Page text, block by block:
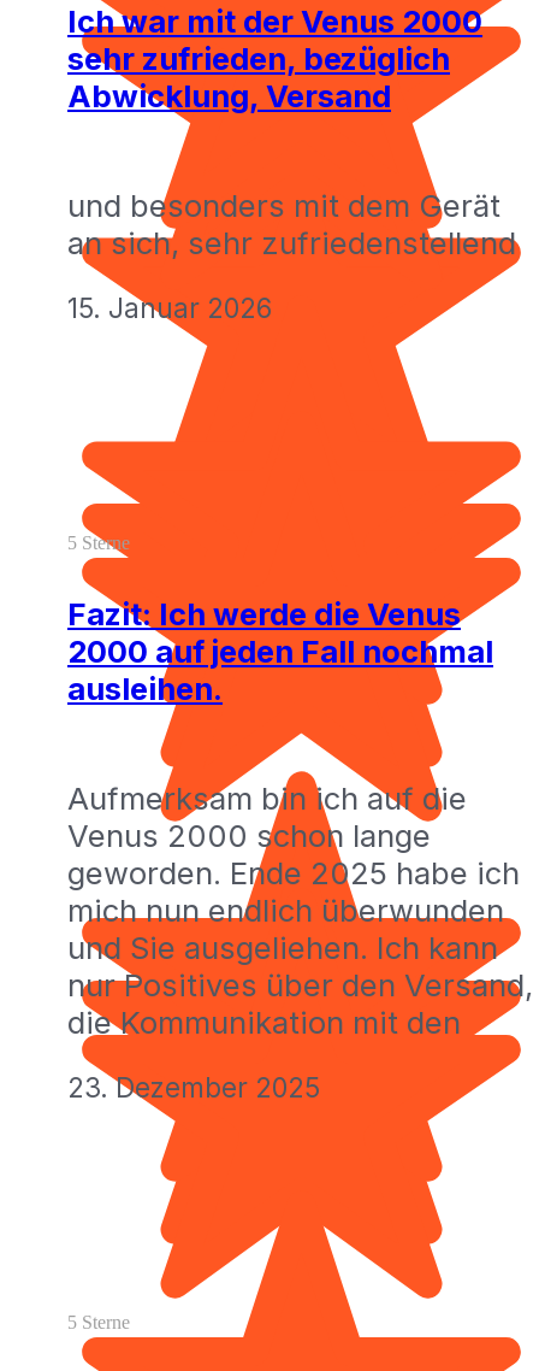
Ich war mit der Venus 2000
sehr zufrieden, bezüglich
Abwicklung, Versand
und besonders mit dem Gerät
an sich, sehr zufriedenstellend
15. Januar 2026
5 Sterne
Fazit: Ich werde die Venus
2000 auf jeden Fall nochmal
ausleihen.
Aufmerksam bin ich auf die
Venus 2000 schon lange
geworden. Ende 2025 habe ich
mich nun endlich überwunden
und Sie ausgeliehen. Ich kann
nur Positives über den Versand,
die Kommunikation mit den
23. Dezember 2025
5 Sterne